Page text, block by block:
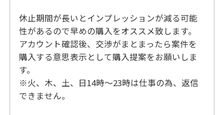
休止期間が長いとインプレッションが減る可能
性があるので早めの購入をオススメ致します。
アカウント確認後、交渉がまとまったら案件を
購入する意思表示として購入提案をお願いしま
す。
※火、木、土、日14時〜23時は仕事の為、返信
できません。